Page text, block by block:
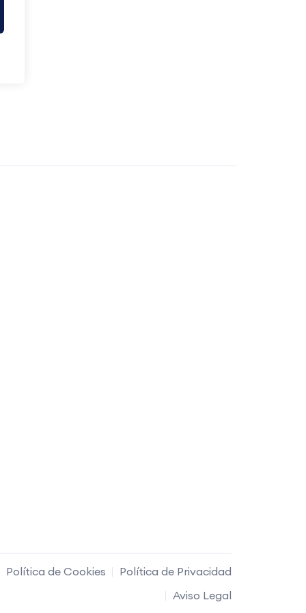
Política de Cookies
Política de Privacidad
Aviso Legal